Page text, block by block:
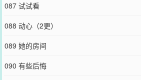
087 试试看
088 动心（2更）
089 她的房间
090 有些后悔